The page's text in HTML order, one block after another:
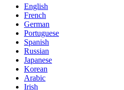
English
French
German
Portuguese
Spanish
Russian
Japanese
Korean
Arabic
Irish